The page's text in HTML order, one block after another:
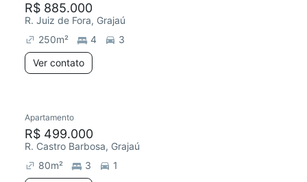
R$ 885.000
R. Juiz de Fora, Grajaú
250m² 4
3
Ver contato
Apartamento
R$ 499.000
R. Castro Barbosa, Grajaú
80m² 3
1